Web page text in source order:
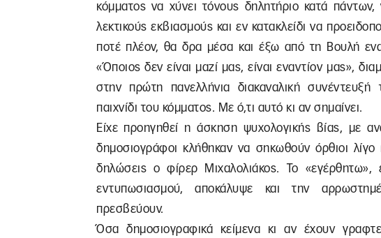
κόμματος να χύνει τόνους δηλητήριο κατά πάντων,
λεκτικούς εκβιασμούς και εν κατακλείδι να
ποτέ πλέον, θα δρα μέσα και έξω από τη Βουλή
«Όποιος δεν είναι μαζί μας, είναι εναντίον μας»,
στην πρώτη πανελλήνια διακαναλική συνέντευξή
παιχνίδι του κόμματος. Με ό,τι αυτό κι αν σημαίνει.
Είχε προηγηθεί η άσκηση ψυχολογικής βίας, με
δημοσιογράφοι κλήθηκαν να σηκωθούν όρθιοι
δηλώσεις ο φίρερ Μιχαλολιάκος. Το
εντυπωσιασμού, αποκάλυψε και την
πρεσβεύουν.
Όσα δημοσιογραφικά κείμενα κι αν έχουν